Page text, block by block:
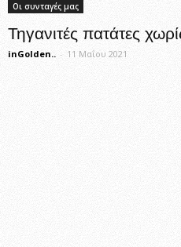
Οι συνταγές μας
Τηγανιτές πατάτες
inGolden.. - 11 Μαΐου 2021